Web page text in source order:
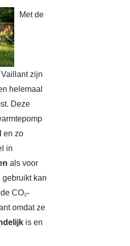
Met de
zijn
helemaal
Deze
en zo
in
als voor
gebruikt kan
CO₂-
omdat ze
is en